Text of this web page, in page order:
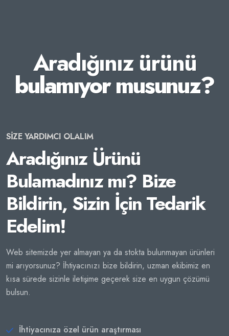
Aradığınız ürünü
bulamıyor musunuz?
SİZE YARDIMCI OLALIM
Aradığınız Ürünü
Bulamadınız mı? Bize
Bildirin, Sizin İçin Tedarik
Edelim!
Web sitemizde yer almayan ya da stokta bulunmayan ürünleri
mi arıyorsunuz? İhtiyacınızı bize bildirin, uzman ekibimiz en
kısa sürede sizinle iletişime geçerek size en uygun çözümü
bulsun.
İhtiyacınıza özel ürün araştırması